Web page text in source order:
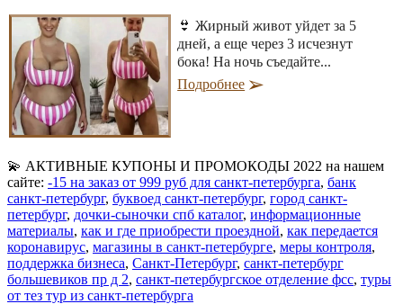
👙 Жирный живот уйдет за 5
дней, а еще через 3 исчезнут
бока! На ночь съедайте...
Подробнее
💫 АКТИВНЫЕ КУПОНЫ И ПРОМОКОДЫ 2022 на нашем
сайте: -15 на заказ от 999 руб для санкт-петербурга, банк
санкт-петербург, буквоед санкт-петербург, город санкт-
петербург, дочки-сыночки спб каталог, информационные
материалы, как и где приобрести проездной, как передается
коронавирус, магазины в санкт-петербурге, меры контроля,
поддержка бизнеса, Санкт-Петербург, санкт-петербург
большевиков пр д 2, санкт-петербургское отделение фсс, туры
от тез тур из санкт-петербурга